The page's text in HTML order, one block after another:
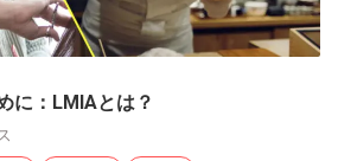
に：LMIAとは？